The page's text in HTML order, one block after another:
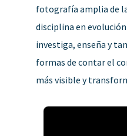
fotografía amplia de
disciplina en
investiga, enseña y
formas de contar el
más visible y